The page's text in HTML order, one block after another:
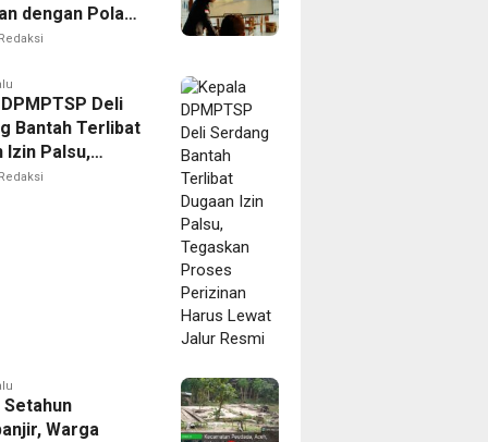
dengan Pola
Redaksi
Deli
Bantah Terlibat
Izin Palsu,
Proses
Redaksi
Setahun
Warga